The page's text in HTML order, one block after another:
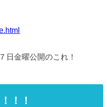
日金曜公開のこれ！
！！